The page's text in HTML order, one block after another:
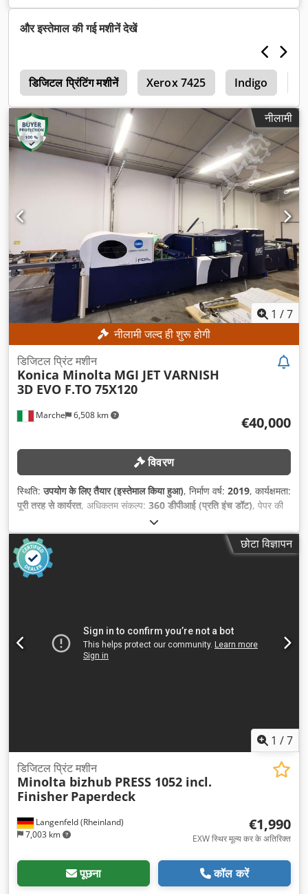
V, इनपुट करंट:32 A,
और इस्तेमाल की गई मशीनें देखें
डिजिटल प्रिंटिंग मशीनें Xerox 7425 Indigo
नीलामी
1 /7
नीलामी जल्द ही शुरू होगी
Marche 6,508 km
डिजिटल प्रिंट मशीन
Konica Minolta MGI JET VARNISH
3D EVO F.TO 75X120
€40,000
विवरण
स्थिति:उपयोग के लिए तैयार (इस्तेमाल किया हुआ), निर्माण वर्ष: 2019, कार्यक्षमता:
पूरी तरह से कार्यरत, अधिकतम संकल्प: 360 डीपीआई (प्रति इंच डॉट), पेपर की
, अधिकतम कागज की चौड़ाई:
ऊँचाई (न्यूनतम):360 मिमी, कागज की अधिकतम ऊँचाई:1,200 मिमी,
छोटा विज्ञापन
1 /7
Langenfeld (Rheinland)
7,003 km
डिजिटल प्रिंट मशीन
Minolta bizhub PRESS 1052 incl.
Finisher Paperdeck
€1,990
EXW स्थिर मूल्य कर के अतिरिक्त
पूछना कॉल करें